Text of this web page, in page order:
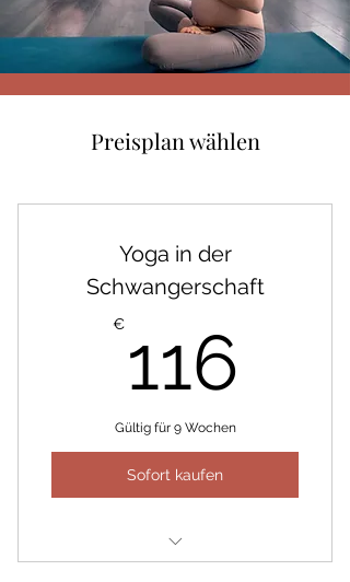
Preisplan wählen
Yoga in der
Schwangerschaft
€ 116
Gültig für 9 Wochen
Sofort kaufen